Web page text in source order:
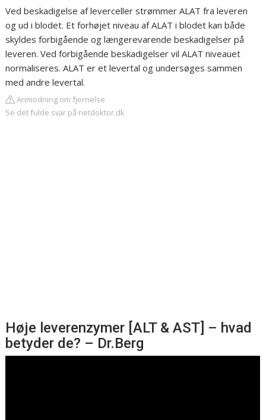
Ved beskadigelse af leverceller strømmer ALAT fra leveren
og ud i blodet. Et forhøjet niveau af ALAT i blodet kan både
skyldes forbigående og længerevarende beskadigelser på
leveren. Ved forbigående beskadigelser vil ALAT niveauet
normaliseres. ALAT er et levertal og undersøges sammen
med andre levertal.
Anmodning om fjernelse
Se det fulde svar på netdoktor.dk
Høje leverenzymer [ALT & AST] – hvad
betyder de? – Dr.Berg